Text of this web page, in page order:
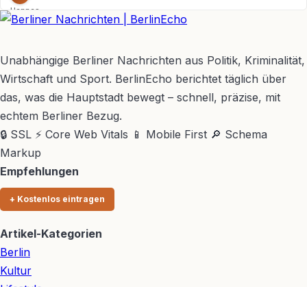
Hannes
Nagel
Unabhängige Berliner Nachrichten aus Politik, Kriminalität,
Wirtschaft und Sport. BerlinEcho berichtet täglich über
das, was die Hauptstadt bewegt – schnell, präzise, mit
echtem Berliner Bezug.
🔒 SSL ⚡ Core Web Vitals 📱 Mobile First 🔎 Schema
Markup
Empfehlungen
+ Kostenlos eintragen
Artikel-Kategorien
Berlin
Kultur